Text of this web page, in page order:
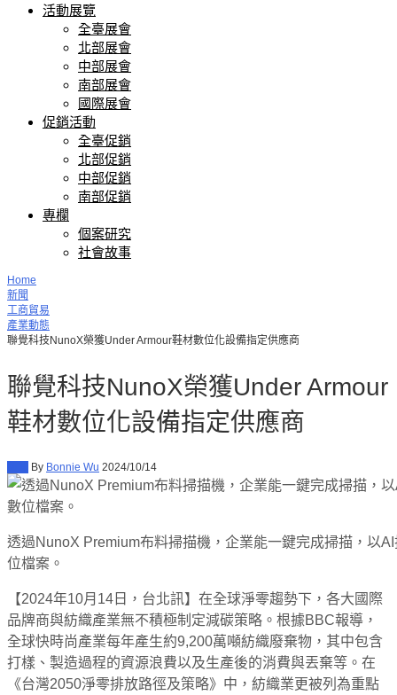
活動展覽
全臺展會
北部展會
中部展會
南部展會
國際展會
促銷活動
全臺促銷
北部促銷
中部促銷
南部促銷
專欄
個案研究
社會故事
Home
新聞
工商貿易
產業動態
聯覺科技NunoX榮獲Under Armour鞋材數位化設備指定供應商
聯覺科技NunoX榮獲Under Armour
鞋材數位化設備指定供應商
By Bonnie Wu 2024/10/14
透過NunoX Premium布料掃描機，企業能一鍵完成掃描，以
位檔案。
【2024年10月14日，台北訊】在全球淨零趨勢下，各大國際
品牌商與紡織產業無不積極制定減碳策略。根據BBC報導，
全球快時尚產業每年產生約9,200萬噸紡織廢棄物，其中包含
打樣、製造過程的資源浪費以及生產後的消費與丟棄等。在
《台灣2050淨零排放路徑及策略》中，紡織業更被列為重點